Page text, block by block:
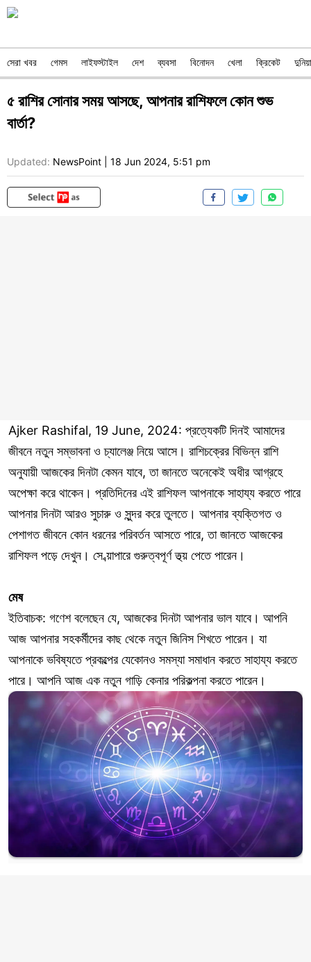
সেরা খবর গেমস লাইফস্টাইল দেশ ব্যবসা বিনোদন খেলা ক্রিকেট দুনিয়া
৫ রাশির সোনার সময় আসছে, আপনার রাশিফলে কোন শুভ
বার্তা?
Updated: NewsPoint 18 Jun 2024, 5:51 pm
Ajker Rashifal, 19 June, 2024: প্রত্যেকটি দিনই আমাদের
জীবনে নতুন সম্ভাবনা ও চ্যালেঞ্জ নিয়ে আসে। রাশিচক্রের বিভিন্ন রাশি
অনুযায়ী আজকের দিনটা কেমন যাবে, তা জানতে অনেকেই অধীর আগ্রহে
অপেক্ষা করে থাকেন। প্রতিদিনের এই রাশিফল আপনাকে সাহায্য করতে পারে
আপনার দিনটা আরও সুচারু ও সুন্দর করে তুলতে। আপনার ব্যক্তিগত ও
পেশাগত জীবনে কোন ধরনের পরিবর্তন আসতে পারে, তা জানতে আজকের
রাশিফল পড়ে দেখুন। সে ব্য়াপারে গুরুত্বপূর্ণ তথ্য় পেতে পারেন।
মেষ
ইতিবাচক: গণেশ বলেছেন যে, আজকের দিনটা আপনার ভাল যাবে। আপনি
আজ আপনার সহকর্মীদের কাছ থেকে নতুন জিনিস শিখতে পারেন। যা
আপনাকে ভবিষ্যতে প্রকল্পের যেকোনও সমস্যা সমাধান করতে সাহায্য করতে
পারে। আপনি আজ এক নতুন গাড়ি কেনার পরিকল্পনা করতে পারেন।